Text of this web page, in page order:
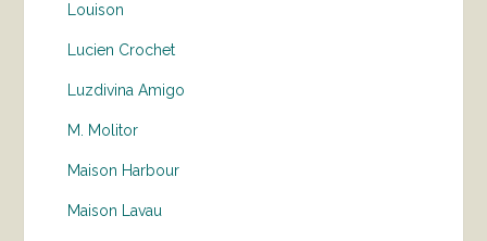
Louison
Lucien Crochet
Luzdivina Amigo
M. Molitor
Maison Harbour
Maison Lavau